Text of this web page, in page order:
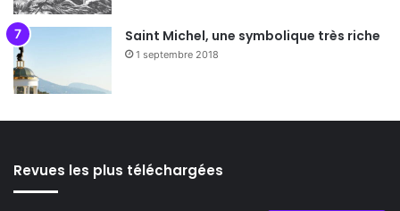
Saint Michel, une symbolique très riche
1 septembre 2018
Revues les plus téléchargées